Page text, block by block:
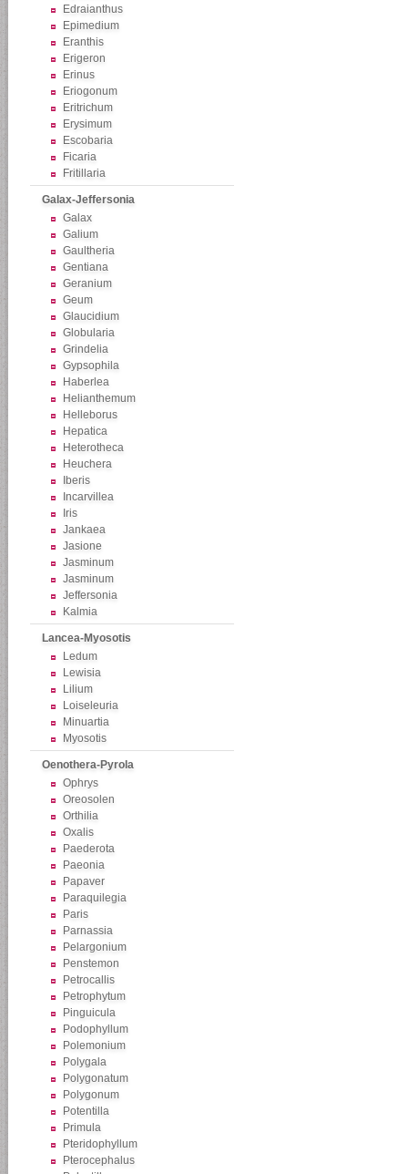
Edraianthus
Epimedium
Eranthis
Erigeron
Erinus
Eriogonum
Eritrichum
Erysimum
Escobaria
Ficaria
Fritillaria
Galax-Jeffersonia
Galax
Galium
Gaultheria
Gentiana
Geranium
Geum
Glaucidium
Globularia
Grindelia
Gypsophila
Haberlea
Helianthemum
Helleborus
Hepatica
Heterotheca
Heuchera
Iberis
Incarvillea
Iris
Jankaea
Jasione
Jasminum
Jasminum
Jeffersonia
Kalmia
Lancea-Myosotis
Ledum
Lewisia
Lilium
Loiseleuria
Minuartia
Myosotis
Oenothera-Pyrola
Ophrys
Oreosolen
Orthilia
Oxalis
Paederota
Paeonia
Papaver
Paraquilegia
Paris
Parnassia
Pelargonium
Penstemon
Petrocallis
Petrophytum
Pinguicula
Podophyllum
Polemonium
Polygala
Polygonatum
Polygonum
Potentilla
Primula
Pteridophyllum
Pterocephalus